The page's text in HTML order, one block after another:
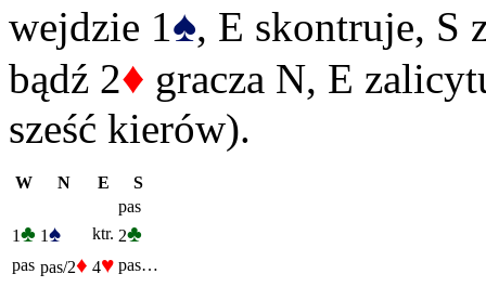
wejdzie 1♠, E skontruje, S
bądź 2♦ gracza N, E
sześć kierów).
W N E
S
pas
1♣ 1♠ ktr. 2♣
pas pas/2♦ 4♥ pas…